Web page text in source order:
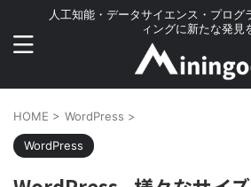
人工知能・データサイエンス・プログ
ィングに新たな発見
HOME > WordPress >
WordPress